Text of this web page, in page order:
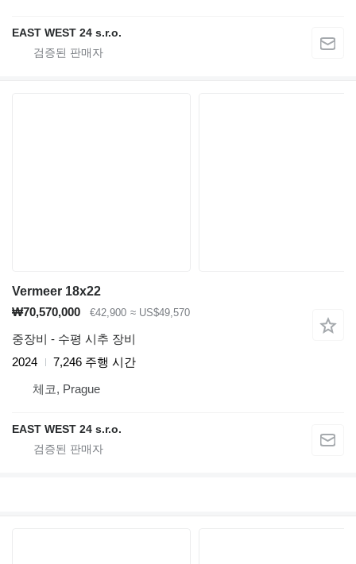
EAST WEST 24 s.r.o.
Vermeer 18x22
₩70,570,000
€42,900 ≈ US$49,570
중장비 - 수평 시추 장비
2024
7,246 주행 시간
체코, Prague
EAST WEST 24 s.r.o.